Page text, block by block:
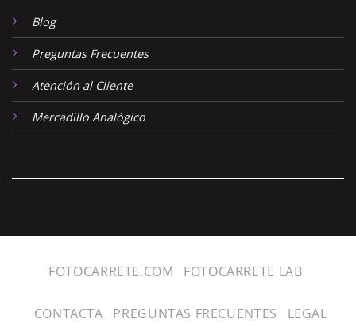
Blog
Preguntas Frecuentes
Atención al Cliente
Mercadillo Analógico
FOTOCARRETE.COM FOTOCARRETE LAB
CONTACTA PREGUNTAS FRECUENTES LEGAL